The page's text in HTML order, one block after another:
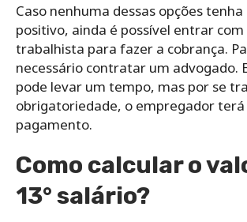
Caso nenhuma dessas opções
positivo, ainda é possível entrar
trabalhista para fazer a cobrança.
necessário contratar um advogado.
pode levar um tempo, mas por se
obrigatoriedade, o empregador
pagamento.
Como calcular o
13° salário?